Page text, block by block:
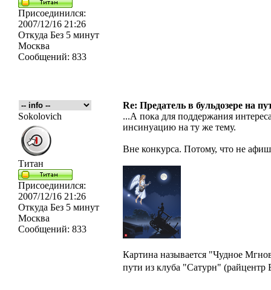
Присоединился:
2007/12/16 21:26
Откуда Без 5 минут
Москва
Сообщений: 833
Re: Предатель в бульдозере на
Sokolovich
Титан
Присоединился:
2007/12/16 21:26
Откуда Без 5 минут
Москва
Сообщений: 833
...А пока для поддержания
инсинуацию на ту же тему.
Вне конкурса. Потому, что не
Картина называется "Чудное
пути из клуба "Сатурн"